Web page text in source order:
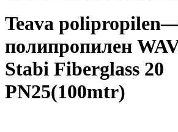
Teava
полипропилен
Stabi Fiberglass 20
PN25(100mtr)